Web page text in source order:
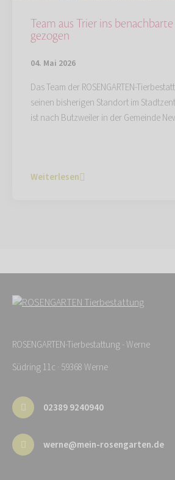
Team aus Trier ins
gezogen
04. Mai 2026
Das Team der ROSENGARTEN-
seinen bisherigen Standort im
ist nach Butzweiler in der Gemeinde
Weiterlesen
ROSENGARTEN-Tierbestattung - Werne
Südring 11c · 59368 Werne
02389 9240940
werne@mein-rosengarten.de